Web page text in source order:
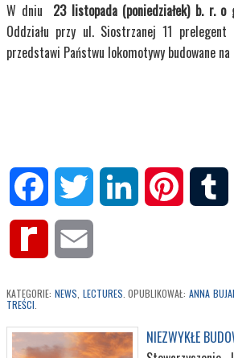
W dniu 23 listopada (poniedziałek) b. r. o
Oddziału przy ul. Siostrzanej 11
przedstawi Państwu lokomotywy budowane
Facebook Twitter LinkedIn Pinterest
Rediff
KATEGORIE: NEWS, LECTURES. OPUBLIKOWAŁ: ANNA
TREŚCI.
NIEZWYKŁE